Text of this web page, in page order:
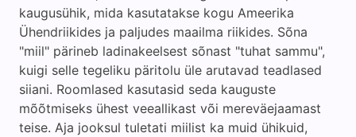
kaugusühik, mida kasutatakse kogu Ameerika
Ühendriikides ja paljudes maailma riikides. Sõna
"miil" pärineb ladinakeelsest sõnast "tuhat sammu",
kuigi selle tegeliku päritolu üle arutavad teadlased
siiani. Roomlased kasutasid seda kauguste
mõõtmiseks ühest veeallikast või mereväejaamast
teise. Aja jooksul tuletati miilist ka muid ühikuid,